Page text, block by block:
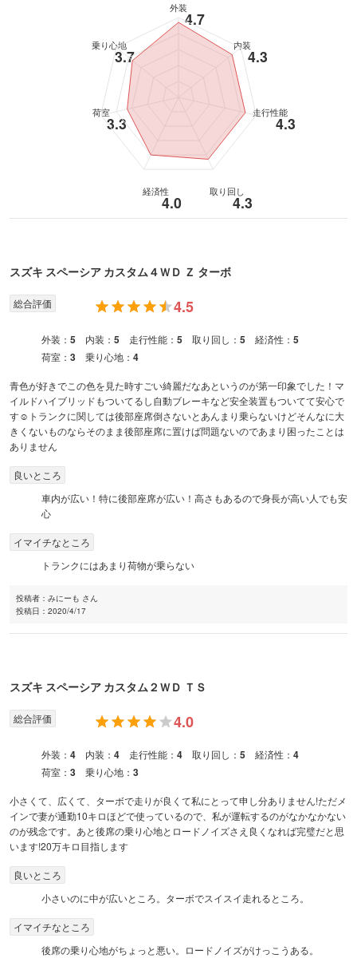
外装
4.7
内装
4.3
走行性能
4.3
取り回し
4.3
経済性
4.0
荷室
3.3
乗り心地
3.7
スズキ スペーシア カスタム４ＷＤ Ｚ ターボ
総合評価 4.5
外装： 5 内装： 5 走行性能： 5 取り回し： 5 経済性： 5
荷室： 3 乗り心地： 4
青色が好きでこの色を見た時すごい綺麗だなあというのが第一印象でした！マ
イルドハイブリッドもついてるし自動ブレーキなど安全装置もついてて安心で
す☺️トランクに関しては後部座席倒さないとあんまり乗らないけどそんなに大
きくないものならそのまま後部座席に置けば問題ないのであまり困ったことは
ありません
良いところ
車内が広い！特に後部座席が広い！高さもあるので身長が高い人でも安
心
イマイチなところ
トランクにはあまり荷物が乗らない
投稿者： みにーも さん
投稿日： 2020/4/17
スズキ スペーシア カスタム２ＷＤ ＴＳ
総合評価 4.0
外装： 4 内装： 4 走行性能： 4 取り回し： 5 経済性： 4
荷室： 3 乗り心地： 3
小さくて、広くて、ターボで走りが良くて私にとって申し分ありません!ただメ
インで妻が通勤10キロほどで使っているので、私が運転するのがなかなかない
のが残念です。あと後席の乗り心地とロードノイズさえ良くなれば完璧だと思
います!20万キロ目指します
良いところ
小さいのに中が広いところ。ターボでスイスイ走れるところ。
イマイチなところ
後席の乗り心地がちょっと悪い。ロードノイズがけっこうある。